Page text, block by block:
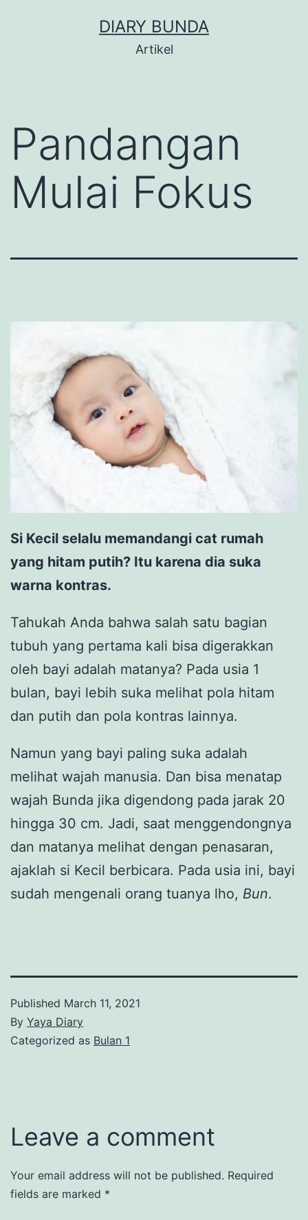
DIARY BUNDA
Artikel
Pandangan
Mulai Fokus
Si Kecil selalu memandangi cat rumah
yang hitam putih? Itu karena dia suka
warna kontras.
Tahukah Anda bahwa salah satu bagian
tubuh yang pertama kali bisa digerakkan
oleh bayi adalah matanya? Pada usia 1
bulan, bayi lebih suka melihat pola hitam
dan putih dan pola kontras lainnya.
Namun yang bayi paling suka adalah
melihat wajah manusia. Dan bisa menatap
wajah Bunda jika digendong pada jarak 20
hingga 30 cm. Jadi, saat menggendongnya
dan matanya melihat dengan penasaran,
ajaklah si Kecil berbicara. Pada usia ini, bayi
sudah mengenali orang tuanya lho, Bun.
Published March 11, 2021
By Yaya Diary
Categorized as Bulan 1
Leave a comment
Your email address will not be published. Required
fields are marked *